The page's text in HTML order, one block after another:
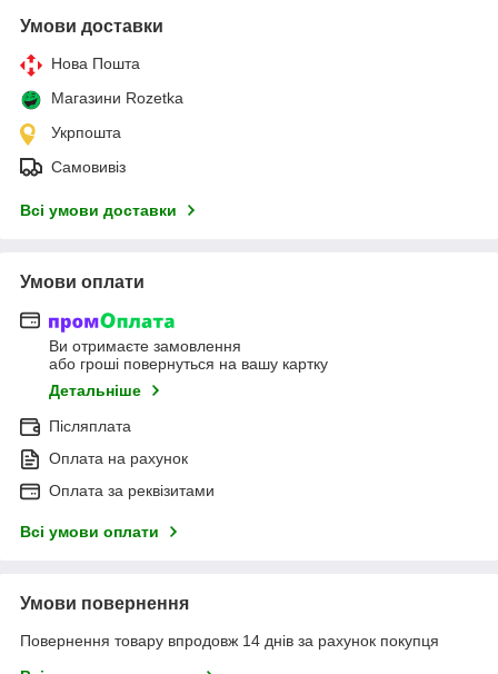
Умови доставки
Нова Пошта
Магазини Rozetka
Укрпошта
Самовивіз
Всі умови доставки
Умови оплати
Ви отримаєте замовлення
або гроші повернуться на вашу картку
Детальніше
Післяплата
Оплата на рахунок
Оплата за реквізитами
Всі умови оплати
Умови повернення
Повернення товару впродовж 14 днів за рахунок покупця